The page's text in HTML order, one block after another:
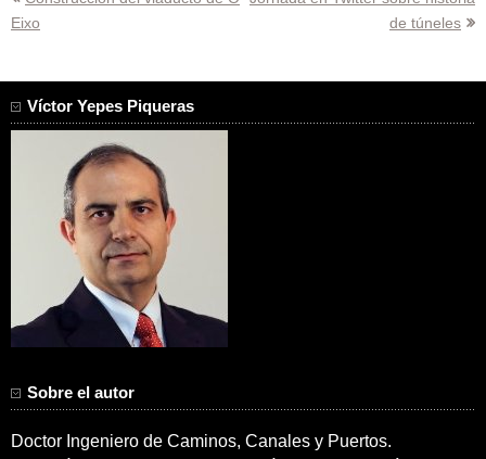
de
Eixo
de túneles
Víctor Yepes Piqueras
Sobre el autor
Doctor Ingeniero de Caminos, Canales y Puertos.